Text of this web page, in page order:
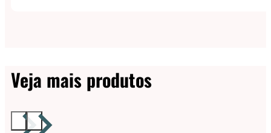
Veja mais produtos